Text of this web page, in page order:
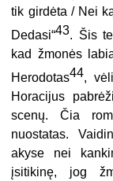
tik girdėta / Nei
Dedasi“43. Šis
kad žmonės
Herodotas44,
Horacijus
scenų. Čia
nuostatas.
akyse nei
įsitikinę, jog